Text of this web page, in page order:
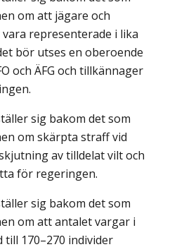
om att jägare och
representerade i lika
bör utses en oberoende
och ÄFG och tillkännager
sig bakom det som
om skärpta straff vid
av tilldelat vilt och
för regeringen.
sig bakom det som
om att antalet vargar i
till 170–270 individer